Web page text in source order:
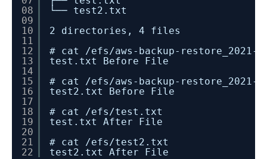
08
09
10
11
12
13
14
15
16
17
18
19
20
21
22
└── test2.txt
2 directories, 4 files
# cat /efs/aws-backup-
test.txt Before File
# cat /efs/aws-backup-restore_2021-
test2.txt Before File
# cat /efs/test.txt
test.txt After File
# cat /efs/test2.txt
test2.txt After File